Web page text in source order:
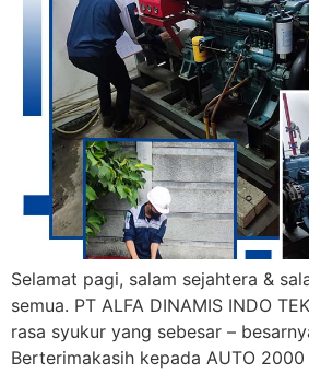
Selamat pagi, salam sejahtera &
semua. PT ALFA DINAMIS INDO
rasa syukur yang sebesar –
Berterimakasih kepada AUTO